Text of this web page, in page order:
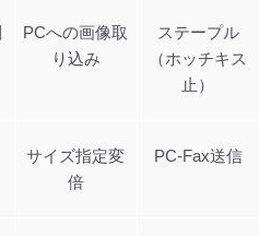
PCへの画像取
り込み
ステープル
（ホッチキス
止）
サイズ指定変
倍
PC-Fax送信